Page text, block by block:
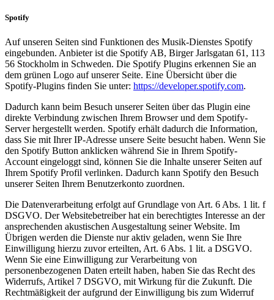
Spotify
Auf unseren Seiten sind Funktionen des Musik-Dienstes Spotify
eingebunden. Anbieter ist die Spotify AB, Birger Jarlsgatan 61, 113
56 Stockholm in Schweden. Die Spotify Plugins erkennen Sie an
dem grünen Logo auf unserer Seite. Eine Übersicht über die
Spotify-Plugins finden Sie unter: https://developer.spotify.com.
Dadurch kann beim Besuch unserer Seiten über das Plugin eine
direkte Verbindung zwischen Ihrem Browser und dem Spotify-
Server hergestellt werden. Spotify erhält dadurch die Information,
dass Sie mit Ihrer IP-Adresse unsere Seite besucht haben. Wenn Sie
den Spotify Button anklicken während Sie in Ihrem Spotify-
Account eingeloggt sind, können Sie die Inhalte unserer Seiten auf
Ihrem Spotify Profil verlinken. Dadurch kann Spotify den Besuch
unserer Seiten Ihrem Benutzerkonto zuordnen.
Die Datenverarbeitung erfolgt auf Grundlage von Art. 6 Abs. 1 lit. f
DSGVO. Der Websitebetreiber hat ein berechtigtes Interesse an der
ansprechenden akustischen Ausgestaltung seiner Website. Im
Übrigen werden die Dienste nur aktiv geladen, wenn Sie Ihre
Einwilligung hierzu zuvor erteilten, Art. 6 Abs. 1 lit. a DSGVO.
Wenn Sie eine Einwilligung zur Verarbeitung von
personenbezogenen Daten erteilt haben, haben Sie das Recht des
Widerrufs, Artikel 7 DSGVO, mit Wirkung für die Zukunft. Die
Rechtmäßigkeit der aufgrund der Einwilligung bis zum Widerruf